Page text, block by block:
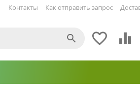
Как отправить запрос
Контакты
 
